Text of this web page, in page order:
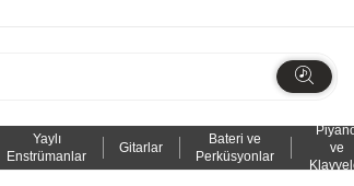
Yaylı
Enstrümanlar
Gitarlar
Bateri ve
Perküsyonlar
ve